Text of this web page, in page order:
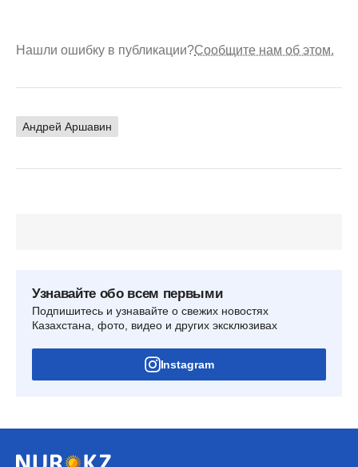
Нашли ошибку в публикации?Сообщите нам об этом.
Андрей Аршавин
Узнавайте обо всем первыми
Подпишитесь и узнавайте о свежих новостях
Казахстана, фото, видео и других эксклюзивах
Instagram